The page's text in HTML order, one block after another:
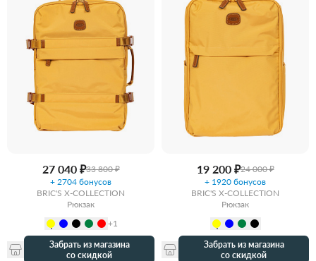
27 040 ₽33 800 ₽
+ 2704 бонусов
BRIC'S X-COLLECTION
Рюкзак
+1
Забрать из магазина
со скидкой
19 200 ₽24 000 ₽
+ 1920 бонусов
BRIC'S X-COLLECTION
Рюкзак
Забрать из магазина
со скидкой